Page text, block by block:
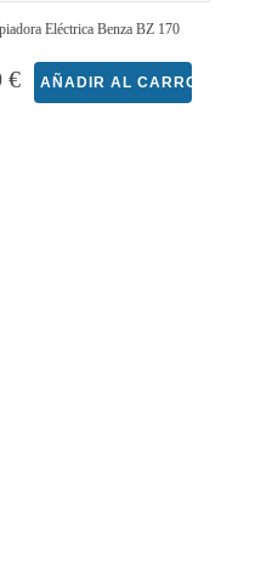
Eléctrica Benza BZ 170
€